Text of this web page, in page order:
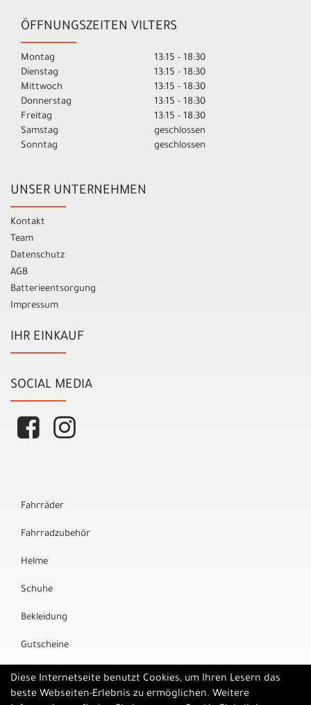
ÖFFNUNGSZEITEN VILTERS
Montag
13:15 - 18:30
Dienstag
13:15 - 18:30
Mittwoch
13:15 - 18:30
Donnerstag
13:15 - 18:30
Freitag
13:15 - 18:30
Samstag
geschlossen
Sonntag
geschlossen
UNSER UNTERNEHMEN
Kontakt
Team
Datenschutz
AGB
Batterieentsorgung
Impressum
IHR EINKAUF
SOCIAL MEDIA
Fahrräder
Fahrradzubehör
Helme
Schuhe
Bekleidung
Gutscheine
Marken
Diese Internetseite benutzt Cookies, um Ihren Lesern das
beste Webseiten-Erlebnis zu ermöglichen. Weitere